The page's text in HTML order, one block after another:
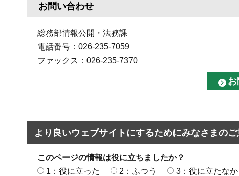
お問い合わせ
総務部情報公開・法務課
電話番号：026-235-7059
ファックス：026-235-7370
より良いウェブサイトにするためにみなさまの
このページの情報は役に立ちましたか？
1：役に立った
2：ふつう 3：役に立たなか